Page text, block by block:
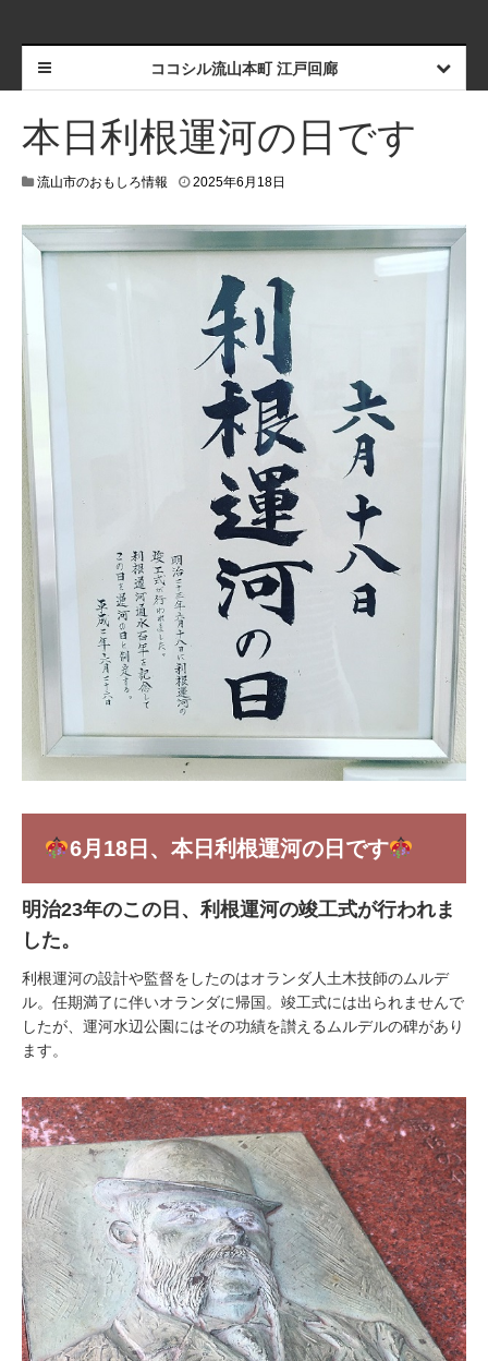
ココシル流山本町 江戸回廊
本日利根運河の日です
流山市のおもしろ情報 2025年6月18日
年
月
1
8
日
6月18日、本日利根運河の日です
明治23年のこの日、利根運河の竣工式が行われま
した。
利根運河の設計や監督をしたのはオランダ人土木技師のムルデ
ル。任期満了に伴いオランダに帰国。竣工式には出られませんで
したが、運河水辺公園にはその功績を讃えるムルデルの碑があり
ます。